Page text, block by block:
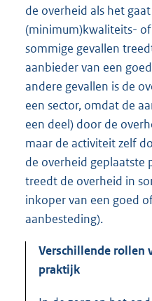
de overheid als het
(minimum)kwaliteits-
sommige gevallen
aanbieder van een
andere gevallen is de
een sector, omdat de
een deel) door de
maar de activiteit zelf
de overheid geplaatste
treedt de overheid in
inkoper van een goed
aanbesteding).
Verschillende rollen
praktijk